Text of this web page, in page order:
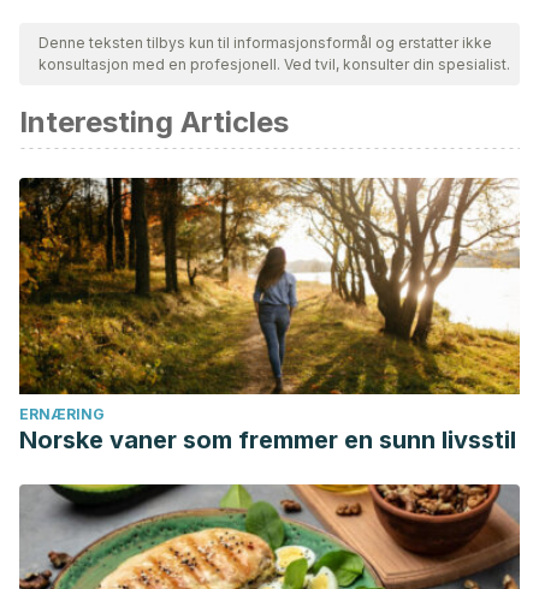
Denne teksten tilbys kun til informasjonsformål og erstatter ikke
konsultasjon med en profesjonell. Ved tvil, konsulter din spesialist.
Interesting Articles
ERNÆRING
Norske vaner som fremmer en sunn livsstil